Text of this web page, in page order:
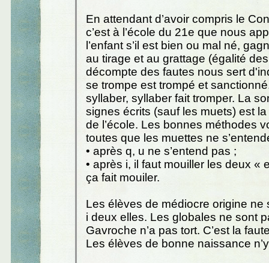
En attendant d’avoir compris le
c’est à l’école du 21e que nous
l’enfant s’il est bien ou mal né,
au tirage et au grattage (égalité
décompte des fautes nous sert
se trompe est trompé et
syllaber, syllaber fait tromper. La
signes écrits (sauf les muets) est la
de l’école. Les bonnes méthodes
toutes que les muettes ne
• après q, u ne s’entend pas ;
• après i, il faut mouiller les deux «
ça fait mouiler.
Les élèves de médiocre origine ne
i deux elles. Les globales ne sont
Gavroche n’a pas tort. C’est la
Les élèves de bonne naissance